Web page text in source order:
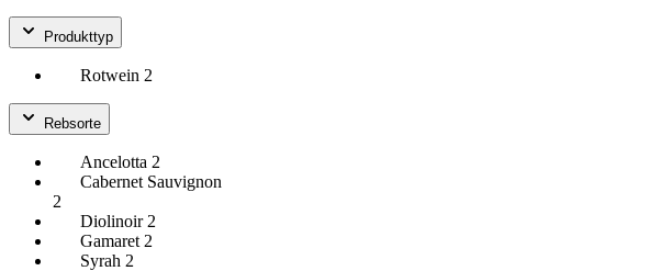
Produkttyp
Rotwein 2
Rebsorte
Ancelotta 2
Cabernet Sauvignon
2
Diolinoir 2
Gamaret 2
Syrah 2